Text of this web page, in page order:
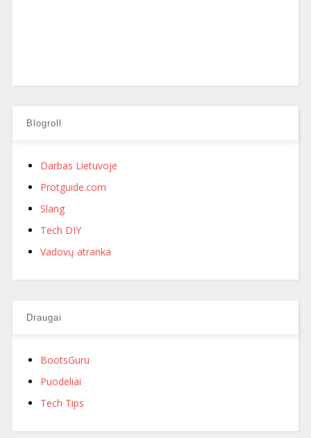
Blogroll
Darbas Lietuvoje
Protguide.com
Slang
Tech DIY
Vadovų atranka
Draugai
BootsGuru
Puodeliai
Tech Tips